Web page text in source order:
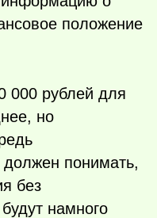
положение
000 рублей для
но
понимать,
без
намного